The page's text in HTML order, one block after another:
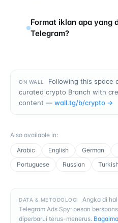
Format iklan apa yang
Telegram?
ON WALL
Following this space
curated crypto Branch with
content — wall.tg/b/crypto →
Also available in:
Arabic
English German
Portuguese
Russian
DATA & METODOLOGI
Angka di
Telegram Ads Spy: pesan
diperbarui terus-menerus.